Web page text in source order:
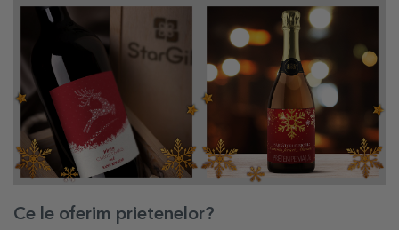
Ce le oferim prietenelor?